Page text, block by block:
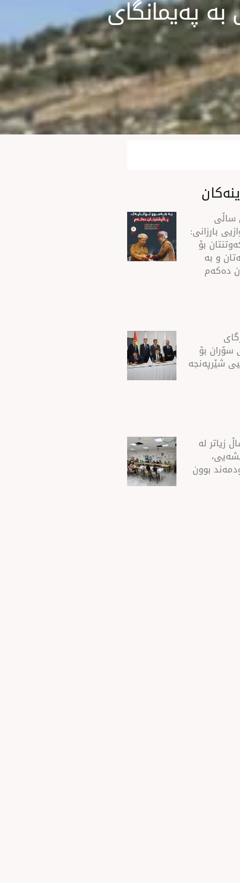
پەیمانگای
21ـه‌مین ساڵی
بارزانی:
بۆ
و بە
دەكەم
سۆران بۆ
شێرپه‌نجه‌
زیاتر له‌
بوون